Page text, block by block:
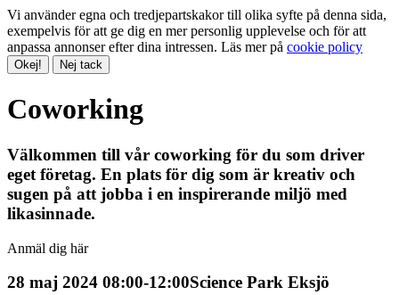
Vi använder egna och tredjepartskakor till olika syfte på denna sida,
exempelvis för att ge dig en mer personlig upplevelse och för att
anpassa annonser efter dina intressen. Läs mer på cookie policy
Okej! Nej tack
Coworking
Välkommen till vår coworking för du som driver
eget företag. En plats för dig som är kreativ och
sugen på att jobba i en inspirerande miljö med
likasinnade.
Anmäl dig här
28 maj 2024 08:00-12:00Science Park Eksjö